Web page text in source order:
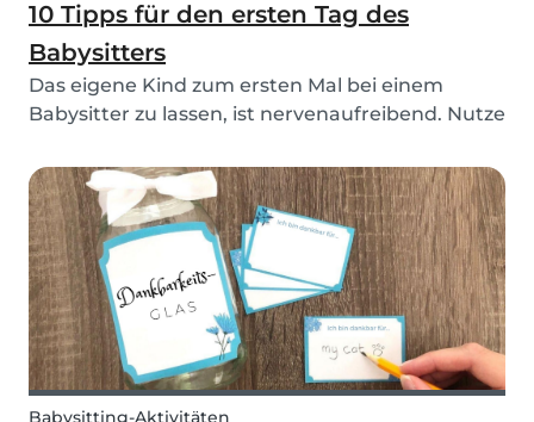
10 Tipps für den ersten Tag des
Babysitters
Das eigene Kind zum ersten Mal bei einem
Babysitter zu lassen, ist nervenaufreibend. Nutze
und unsere Tipps für das erste Mal Babysitten
für einen reibungslosen ersten Tag.
Babysitting-Aktivitäten